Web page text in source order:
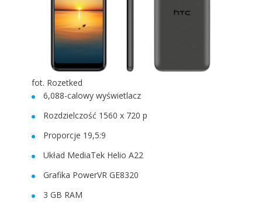
fot. Rozetked
6,088-calowy wyświetlacz
Rozdzielczość 1560 x 720 p
Proporcje 19,5:9
Układ MediaTek Helio A22
Grafika PowerVR GE8320
3 GB RAM